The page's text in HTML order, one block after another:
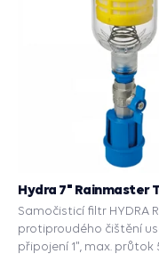
Hydra 7" Rainmaster
Samočisticí filtr HYDRA
protiproudého čištění
připojení 1", max.